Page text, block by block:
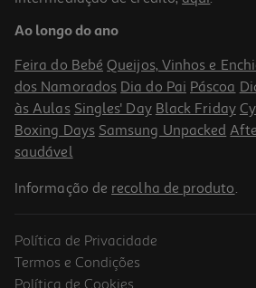
Livro A Criada Está A Ver De Freida
17.51 €/un
PVP de editor
17,51 €
-10%
Ao longo do ano
Feira do Bebé Queijos, Vinhos e
dos Namorados Dia do Pai Páscoa
às Aulas Singles' Day Black Friday
Boxing Days Samsung Unpacked
saudável
Informação de recolha de produto.
Política de Privacidade
Termos e Condições
Política de Cookies